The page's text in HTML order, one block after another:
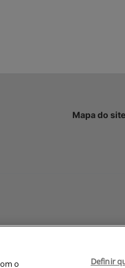
Mapa do site
de cookies e para proteger
o Definir